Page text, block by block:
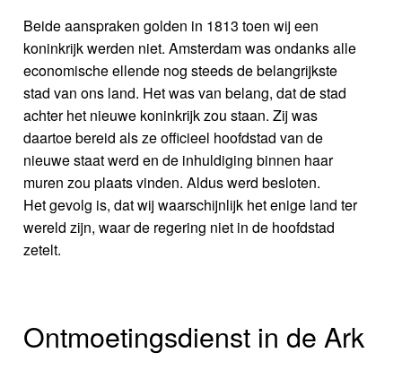
Beide aanspraken golden in 1813 toen wij een
koninkrijk werden niet. Amsterdam was ondanks alle
economische ellende nog steeds de belangrijkste
stad van ons land. Het was van belang, dat de stad
achter het nieuwe koninkrijk zou staan. Zij was
daartoe bereid als ze officieel hoofdstad van de
nieuwe staat werd en de inhuldiging binnen haar
muren zou plaats vinden. Aldus werd besloten.
Het gevolg is, dat wij waarschijnlijk het enige land ter
wereld zijn, waar de regering niet in de hoofdstad
zetelt.
Ontmoetingsdienst in de Ark